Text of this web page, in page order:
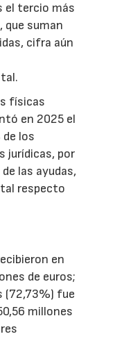
el tercio más
que suman
cifra aún
físicas
en 2025 el
de los
jurídicas, por
las ayudas,
respecto
en
de euros;
(72,73%) fue
millones